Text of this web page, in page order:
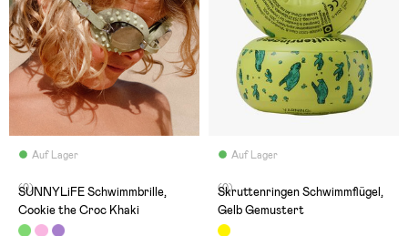
Auf Lager
(0)
SUNNYLiFE Schwimmbrille,
Cookie the Croc Khaki
Auf Lager
(0)
Skruttenringen Schwimmflügel,
Gelb Gemustert